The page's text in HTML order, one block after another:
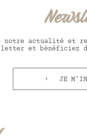
notre actualité et
et bénéficiez
JE